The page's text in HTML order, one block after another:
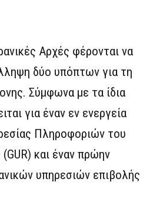
Αρχές φέρονται να
δύο υπόπτων για τη
Σύμφωνα με τα ίδια
για έναν εν ενεργεία
Πληροφοριών του
και έναν πρώην
υπηρεσιών επιβολής